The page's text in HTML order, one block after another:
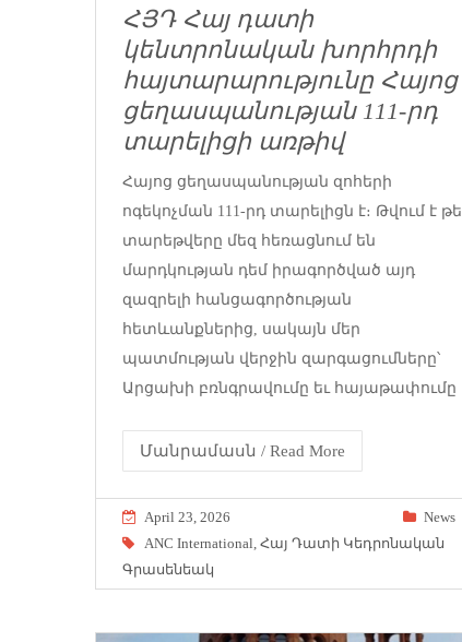
ՀՅԴ Հայ դատի
կենտրոնական խորհրդի
հայտարարությունը Հայոց
ցեղասպանության 111-րդ
տարելիցի առթիվ
Հայոց ցեղասպանության զոհերի
ոգեկոչման 111-րդ տարելիցն է։ Թվում է թե
տարեթվերը մեզ հեռացնում են
մարդկության դեմ իրագործված այդ
զազրելի հանցագործության
հետևանքներից, սակայն մեր
պատմության վերջին զարգացումները՝
Արցախի բռնգրավումը եւ հայաթափումը
Մանրամասն / Read More
April 23, 2026
News
ANC International Հայ Դատի Կեդրոնական
Գրասենեակ